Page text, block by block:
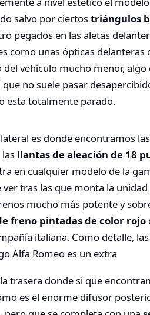
salvo por ciertostriángulos
pegados en las aletas
como unas ópticas delanteras
vehículo mucho menor,
no suele pasar
esta totalmente parado.
es donde encontramos
llantas de aleación de 18
en cualquier modelo de la
tras las que monta la
mucho más potente y
freno pintadas de color rojo
italiana. Como detalle,
Alfa Romeo es un extra
trasera donde si que
es el enorme difusor